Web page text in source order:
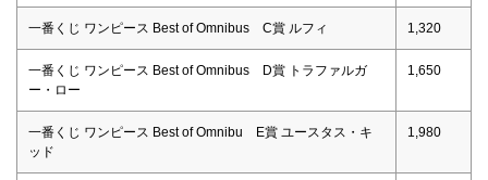
一番くじ ワンピース Best of Omnibus C賞 ルフィ 1,320
一番くじ ワンピース Best of Omnibus D賞 トラファルガ
ー・ロー
1,650
一番くじ ワンピース Best of Omnibu E賞 ユースタス・キ
ッド
1,980